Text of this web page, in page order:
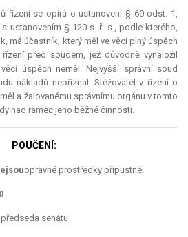
řízení se opírá o ustanovení § 60 odst. 1,
ustanovením § 120 s. ř. s., podle kterého,
má účastník, který měl ve věci plný úspěch
před soudem, jež důvodně vynaložil
úspěch neměl. Nejvyšší správní soud
nákladů nepřiznal. Stěžovatel v řízení o
a žalovanému správnímu orgánu v tomto
nad rámec jeho běžné činnosti.
POUČENÍ:
opravné prostředky přípustné.
senátu